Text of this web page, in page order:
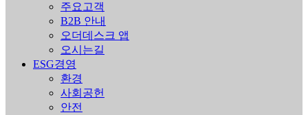
주요고객
B2B 안내
오더데스크 앱
오시는길
ESG경영
환경
사회공헌
안전